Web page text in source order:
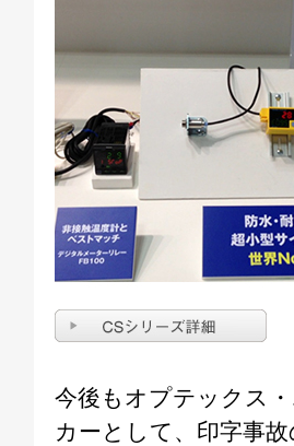
今後もオプテックス
カーとして、印字事